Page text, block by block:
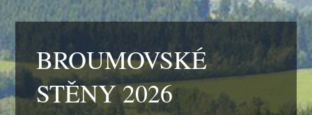
BROUMOVSKÉ
STĚNY 2026